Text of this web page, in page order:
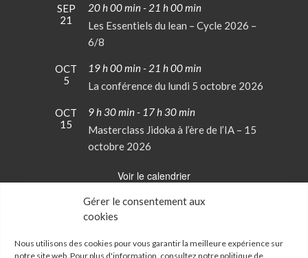
Gérer le consentement aux
cookies
Nous utilisons des cookies pour vous garantir la meilleure expérience sur
notre site web. Pour plus d'information, consultez notrepolitique de
SEP
21
20 h 00 min- 21 h 00 min
Les Essentiels du lean – Cycle 2026 –
6/8
OCT
5
19 h 00 min- 21 h 00 min
La conférence du lundi 5 octobre 2026
OCT
15
9 h 30 min- 17 h 30 min
Masterclass Jidoka à l’ère de l’IA – 15
octobre 2026
Voir le calendrier